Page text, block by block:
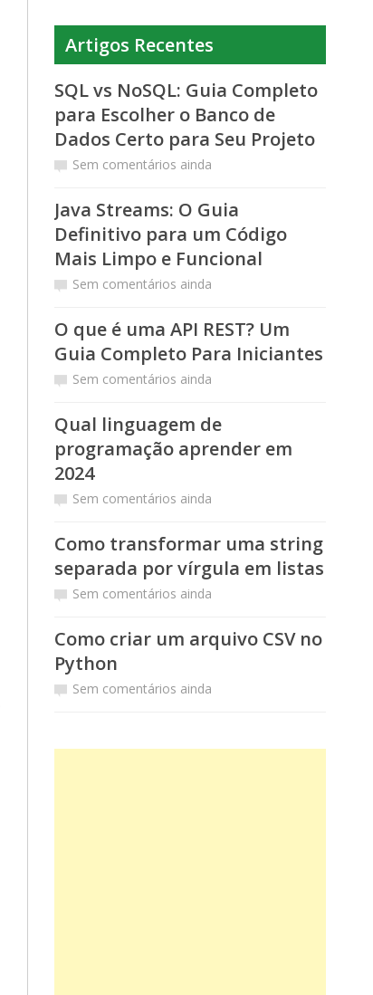
Artigos Recentes
SQL vs NoSQL: Guia Completo
para Escolher o Banco de
Dados Certo para Seu Projeto
Sem comentários ainda
Java Streams: O Guia
Definitivo para um Código
Mais Limpo e Funcional
Sem comentários ainda
O que é uma API REST? Um
Guia Completo Para Iniciantes
Sem comentários ainda
Qual linguagem de
programação aprender em
2024
Sem comentários ainda
Como transformar uma string
separada por vírgula em listas
Sem comentários ainda
Como criar um arquivo CSV no
Python
Sem comentários ainda